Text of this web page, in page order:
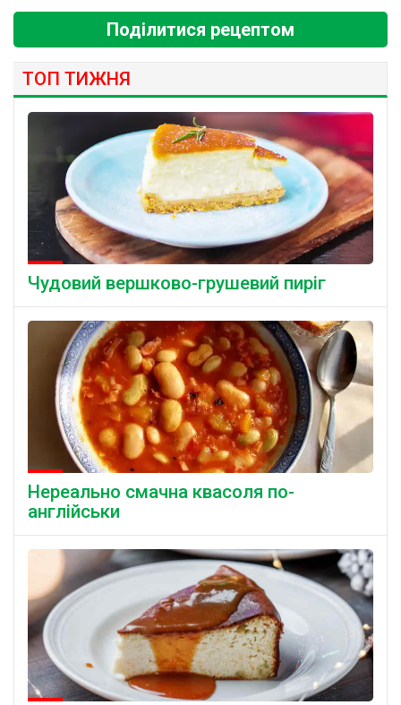
Поділитися рецептом
ТОП ТИЖНЯ
Чудовий вершково-грушевий пиріг
Нереально смачна квасоля по-
англійськи